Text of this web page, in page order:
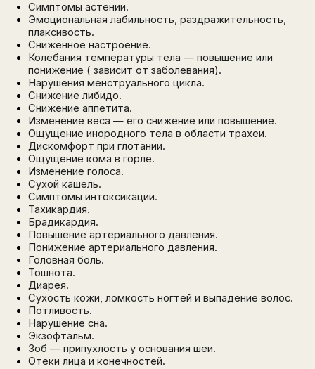
Симптомы астении.
Эмоциональная лабильность, раздражительность,
плаксивость.
Сниженное настроение.
Колебания температуры тела — повышение или
понижение ( зависит от заболевания).
Нарушения менструального цикла.
Снижение либидо.
Снижение аппетита.
Изменение веса — его снижение или повышение.
Ощущение инородного тела в области трахеи.
Дискомфорт при глотании.
Ощущение кома в горле.
Изменение голоса.
Сухой кашель.
Симптомы интоксикации.
Тахикардия.
Брадикардия.
Повышение артериального давления.
Понижение артериального давления.
Головная боль.
Тошнота.
Диарея.
Сухость кожи, ломкость ногтей и выпадение волос.
Потливость.
Нарушение сна.
Экзофтальм.
Зоб — припухлость у основания шеи.
Отеки лица и конечностей.